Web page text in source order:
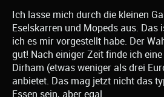
Ich lasse mich durch die kleinen
Eselskarren und Mopeds aus. Das
ich es mir vorgestellt habe. Der
gut! Nach einiger Zeit finde ich
Dirham (etwas weniger als drei
anbietet. Das mag jetzt nicht das
Essen sein, aber egal.